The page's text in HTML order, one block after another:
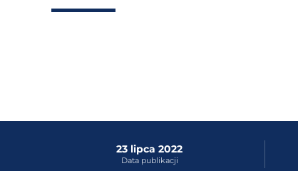
23 lipca 2022
Data publikacji